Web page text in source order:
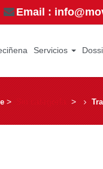
Email :
Servicios
­ > ­Sin categoría­ > ­